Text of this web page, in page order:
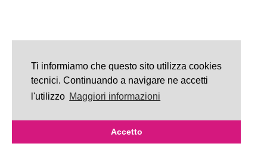
Ti informiamo che questo sito utilizza cookies
tecnici. Continuando a navigare ne accetti
l'utilizzo Maggiori informazioni
Accetto